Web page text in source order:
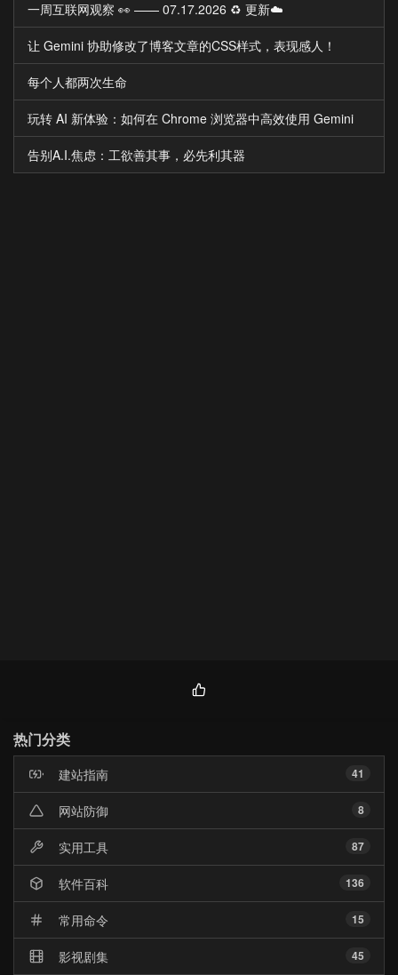
一周互联网观察 👀 —— 07.17.2026 ♻️ 更新☁️
让 Gemini 协助修改了博客文章的CSS样式，表现感人！
每个人都两次生命
玩转 AI 新体验：如何在 Chrome 浏览器中高效使用 Gemini
告别A.I.焦虑：工欲善其事，必先利其器
热门分类
41
建站指南
8
网站防御
87
实用工具
136
软件百科
15
常用命令
45
影视剧集